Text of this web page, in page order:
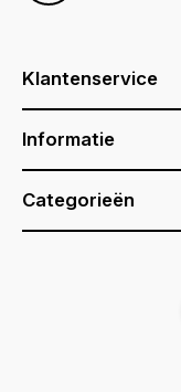
Klantenservice
Informatie
Categorieën